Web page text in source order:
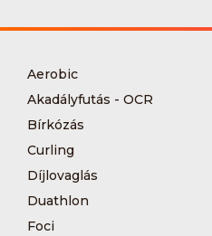
Aerobic
Akadályfutás - OCR
Bírkózás
Curling
Díjlovaglás
Duathlon
Foci